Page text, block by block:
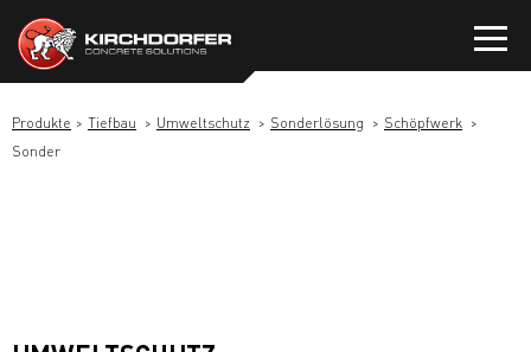
Inhalt
springen
Produkte Tiefbau Umweltschutz Sonderlösung
Schöpfwerk
Sonder